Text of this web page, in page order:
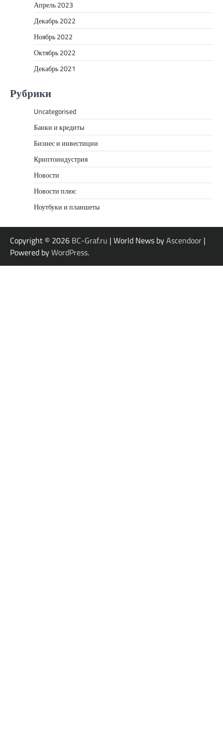
Апрель 2023
Декабрь 2022
Ноябрь 2022
Октябрь 2022
Декабрь 2021
Рубрики
Uncategorised
Банки и кредиты
Бизнес и инвестиции
Криптоиндустрия
Новости
Новости плюс
Ноутбуки и планшеты
Copyright © 2026 BC-Graf.ru | World News byAscendoor |
Powered byWordPress.